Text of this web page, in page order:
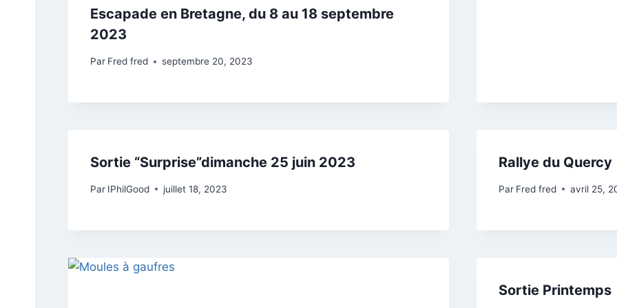
Escapade en Bretagne, du 8 au 18 septembre
2023
Par Fred fred septembre 20, 2023
Sortie “Surprise”dimanche 25 juin 2023
Par IPhilGood juillet 18, 2023
Rallye du Quercy
Par Fred fred avril 25,
Sortie Printemps